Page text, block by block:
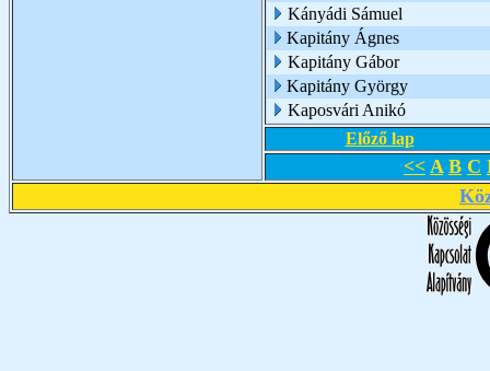
Kányádi Sámuel
Kapitány Ágnes
Kapitány Gábor
Kapitány György
Kaposvári Anikó
Előző lap
<< A B C